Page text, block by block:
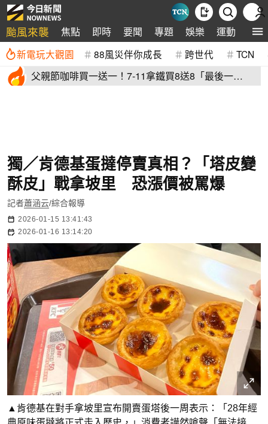
颱風來襲 焦點 即時 要聞 專題 娛樂 運動 全球
新電玩大觀園 88風災伴你成長 跨世代 TCN
父親節咖啡買一送一！7-11拿鐵買8送8「最後一
獨／肯德基蛋撻停賣真相？「塔皮變
酥皮」戰拿坡里 恐漲價被罵爆
記者蕭涵云/綜合報導
2026-01-15 13:41:43
2026-01-16 13:14:20
▲肯德基在對手拿坡里宣布開賣蛋塔後一周表示：「28年經